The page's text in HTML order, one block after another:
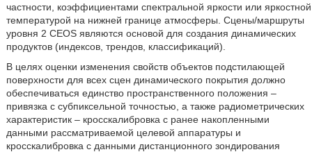
частности, коэффициентами спектральной яркости или яркостной
температурой на нижней границе атмосферы. Сцены/маршруты
уровня 2 CEOS являются основой для создания динамических
продуктов (индексов, трендов, классификаций).
В целях оценки изменения свойств объектов подстилающей
поверхности для всех сцен динамического покрытия должно
обеспечиваться единство пространственного положения –
привязка с субпиксельной точностью, а также радиометрических
характеристик – кросскалибровка с ранее накопленными
данными рассматриваемой целевой аппаратуры и
кросскалибровка с данными дистанционного зондирования